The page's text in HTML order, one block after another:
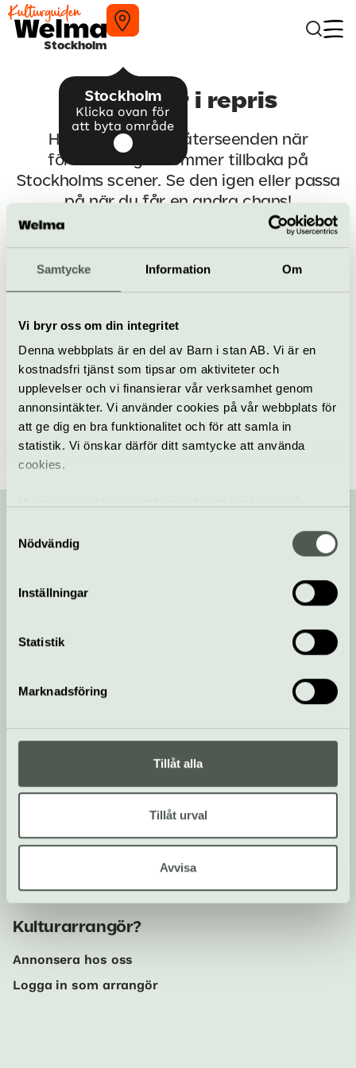
Samtycke Information Om
Vi bryr oss om din integritet
Denna webbplats är en del av Barn i stan AB. Vi är en
kostnadsfri tjänst som tipsar om aktiviteter och
upplevelser och vi finansierar vår verksamhet genom
annonsintäkter. Vi använder cookies på vår webbplats för
att ge dig en bra funktionalitet och för att samla in
statistik. Vi önskar därför ditt samtycke att använda
cookies.
samt tillhandahålla funktioner för sociala medier. Vi
vidarebefordrar även sådana identifierare och annan
information från din enhet till de sociala medier och
annons- och analysföretag som vi samarbetar med.
information som du har tillhandahållit eller som de har
Nödvändig
Inställningar
Statistik
Marknadsföring
Tillåt alla
Tillåt urval
Avvisa
Stockholm
Stockholm
Klicka ovan för
att byta område
Favoriter i repris
Här hittar ni kära återseenden när
föreställningar kommer tillbaka på
Stockholms scener. Se den igen eller passa
på när du får en andra chans!
Till startsidan
Hitta teater och dans i Stockholm / Favoriter i repris
Din kompis med koll på kulturlivet!
Prenumerera på vårt nyhetsbrev och få koll på
Följ oss på Instagram och
Kulturarrangör?
Annonsera hos oss
Logga in som arrangör